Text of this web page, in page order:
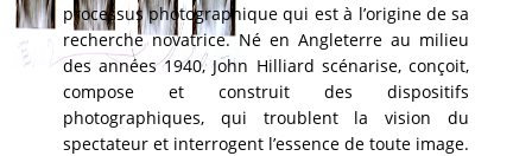
processus photographique qui est à l’origine de sa
recherche novatrice. Né en Angleterre au milieu
des années 1940, John Hilliard scénarise, conçoit,
compose et construit des dispositifs
photographiques, qui troublent la vision du
spectateur et interrogent l’essence de toute image.